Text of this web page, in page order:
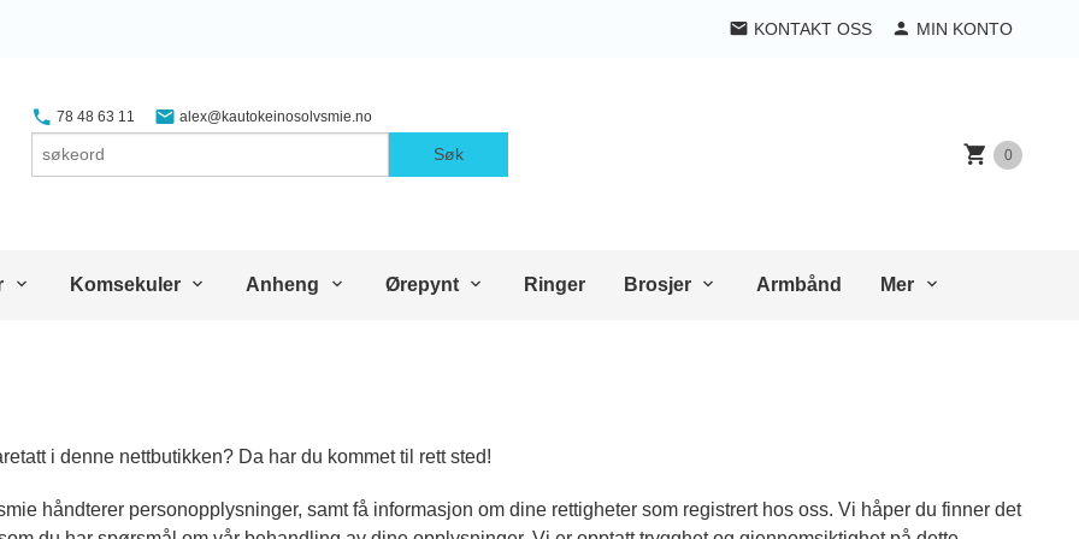
KONTAKT OSS MIN KONTO
78 48 63 11 alex@kautokeinosolvsmie.no
Søk 0
Komsekuler Anheng Ørepynt Ringer Brosjer Armbånd Mer
i denne nettbutikken? Da har du kommet til rett sted!
håndterer personopplysninger, samt få informasjon om dine rettigheter som registrert hos oss. Vi håper du finner det